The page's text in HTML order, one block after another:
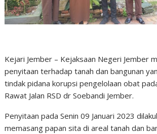
Kejari Jember – Kejaksaan Negeri Jember
penyitaan terhadap tanah dan bangunan
tindak pidana korupsi pengelolaan obat
Rawat Jalan RSD dr Soebandi Jember.
Penyitaan pada Senin 09 Januari 2023
memasang papan sita di areal tanah dan